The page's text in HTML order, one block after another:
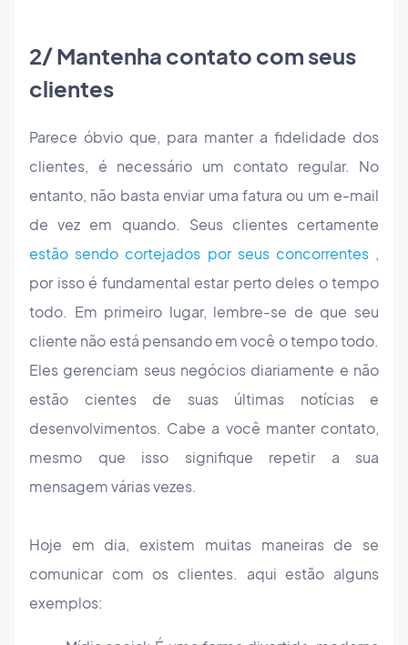
2/ Mantenha contato com seus
clientes
Parece óbvio que, para manter a fidelidade dos
clientes, é necessário um contato regular. No
entanto, não basta enviar uma fatura ou um e-mail
de vez em quando. Seus clientes certamente
estão sendo cortejados por seus concorrentes,
por isso é fundamental estar perto deles o tempo
todo. Em primeiro lugar, lembre-se de que seu
cliente não está pensando em você o tempo todo.
Eles gerenciam seus negócios diariamente e não
estão cientes de suas últimas notícias e
desenvolvimentos. Cabe a você manter contato,
mesmo que isso signifique repetir a sua
mensagem várias vezes.
Hoje em dia, existem muitas maneiras de se
comunicar com os clientes. aqui estão alguns
exemplos: